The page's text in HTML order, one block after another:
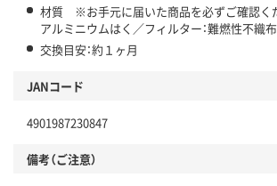
材質 ※お手元に届いた商品を必ずご確認くだ
アルミニウムはく／フィルター：難燃性不織布
交換目安：約１ヶ月
JANコード
4901987230847
備考（ご注意）